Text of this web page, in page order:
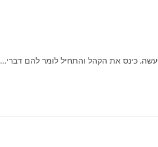
כינס את הקהל והתחיל לומר להם דברי…